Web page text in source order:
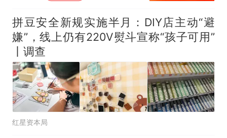
拼豆安全新规实施半月：DIY店主动“避
嫌”，线上仍有220V熨斗宣称“孩子可用”
丨调查
红星资本局